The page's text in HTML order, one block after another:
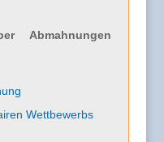
Abmahnungen
Wettbewerbs